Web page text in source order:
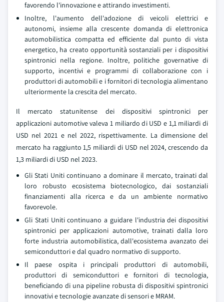
favorendo l'innovazione e attirando investimenti.
Inoltre, l'aumento dell'adozione di veicoli elettrici e
autonomi, insieme alla crescente domanda di elettronica
automobilistica compatta ed efficiente dal punto di vista
energetico, ha creato opportunità sostanziali per i dispositivi
spintronici nella regione. Inoltre, politiche governative di
supporto, incentivi e programmi di collaborazione con i
produttori di automobili e i fornitori di tecnologia alimentano
ulteriormente la crescita del mercato.
Il mercato statunitense dei dispositivi spintronici per
applicazioni automotive valeva 1 miliardo di USD e 1,1 miliardi di
USD nel 2021 e nel 2022, rispettivamente. La dimensione del
mercato ha raggiunto 1,5 miliardi di USD nel 2024, crescendo da
1,3 miliardi di USD nel 2023.
Gli Stati Uniti continuano a dominare il mercato, trainati dal
loro robusto ecosistema biotecnologico, dai sostanziali
finanziamenti alla ricerca e da un ambiente normativo
favorevole.
Gli Stati Uniti continuano a guidare l'industria dei dispositivi
spintronici per applicazioni automotive, trainati dalla loro
forte industria automobilistica, dall'ecosistema avanzato dei
semiconduttori e dal quadro normativo di supporto.
Il paese ospita i principali produttori di automobili,
produttori di semiconduttori e fornitori di tecnologia,
beneficiando di una pipeline robusta di dispositivi spintronici
innovativi e tecnologie avanzate di sensori e MRAM.